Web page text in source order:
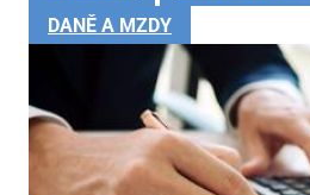
DANĚ A MZDY